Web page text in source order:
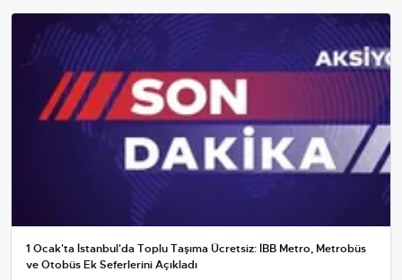
1 Ocak'ta İstanbul'da Toplu Taşıma Ücretsiz: İBB Metro, Metrobüs
ve Otobüs Ek Seferlerini Açıkladı